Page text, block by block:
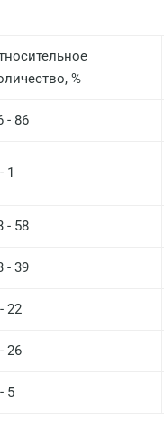
%
- 86
1
- 58
- 39
22
26
5